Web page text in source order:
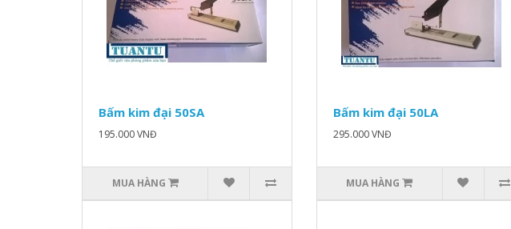
Bấm kim đại 50SA
195.000 VNĐ
MUA HÀNG
Bấm kim đại 50LA
295.000 VNĐ
MUA HÀNG